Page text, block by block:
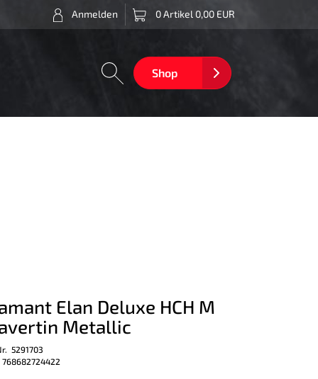
0 Artikel 0,00 EUR
Anmelden
Shop
Elan Deluxe HCH M
Metallic
5291703
768682724422